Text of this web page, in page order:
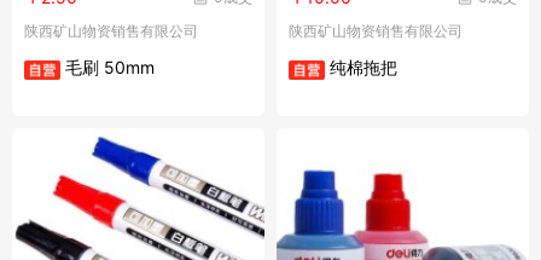
陕西矿山物资销售有限公司
毛刷 50mm
陕西矿山物资销售有限公司
纯棉拖把